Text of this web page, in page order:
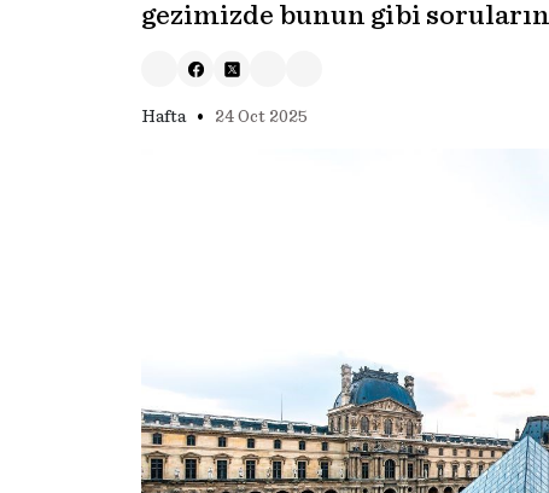
gezimizde bunun gibi
Hafta • 24 Oct 2025